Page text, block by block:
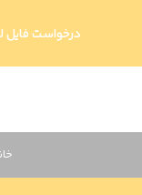
درخواست فایل